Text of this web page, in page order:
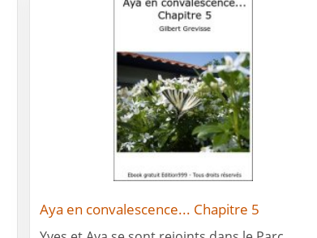
Aya en convalescence... Chapitre 5